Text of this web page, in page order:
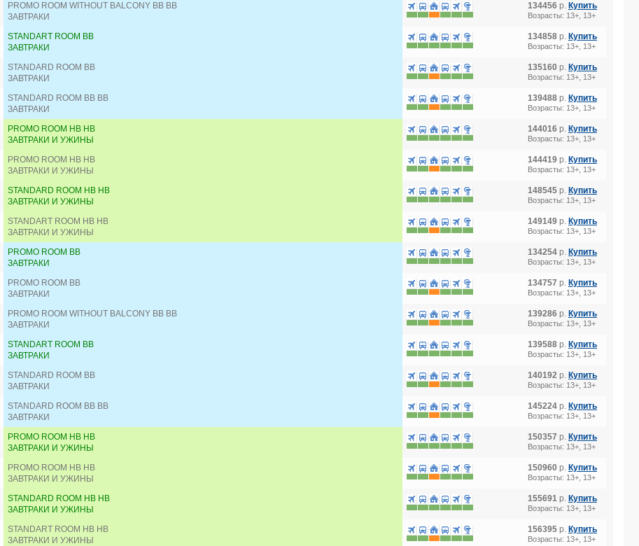
PROMO ROOM WITHOUT BALCONY BB BB
ЗАВТРАКИ
134456 р. Купить
Возрасты: 13+, 13+
STANDART ROOM BB
ЗАВТРАКИ
134858 р. Купить
Возрасты: 13+, 13+
STANDARD ROOM BB
ЗАВТРАКИ
135160 р. Купить
Возрасты: 13+, 13+
STANDARD ROOM BB BB
ЗАВТРАКИ
139488 р. Купить
Возрасты: 13+, 13+
PROMO ROOM HB HB
ЗАВТРАКИ И УЖИНЫ
144016 р. Купить
Возрасты: 13+, 13+
PROMO ROOM HB HB
ЗАВТРАКИ И УЖИНЫ
144419 р. Купить
Возрасты: 13+, 13+
STANDARD ROOM HB HB
ЗАВТРАКИ И УЖИНЫ
148545 р. Купить
Возрасты: 13+, 13+
STANDART ROOM HB HB
ЗАВТРАКИ И УЖИНЫ
149149 р. Купить
Возрасты: 13+, 13+
PROMO ROOM BB
ЗАВТРАКИ
134254 р. Купить
Возрасты: 13+, 13+
PROMO ROOM BB
ЗАВТРАКИ
134757 р. Купить
Возрасты: 13+, 13+
PROMO ROOM WITHOUT BALCONY BB BB
ЗАВТРАКИ
139286 р. Купить
Возрасты: 13+, 13+
STANDART ROOM BB
ЗАВТРАКИ
139588 р. Купить
Возрасты: 13+, 13+
STANDARD ROOM BB
ЗАВТРАКИ
140192 р. Купить
Возрасты: 13+, 13+
STANDARD ROOM BB BB
ЗАВТРАКИ
145224 р. Купить
Возрасты: 13+, 13+
PROMO ROOM HB HB
ЗАВТРАКИ И УЖИНЫ
150357 р. Купить
Возрасты: 13+, 13+
PROMO ROOM HB HB
ЗАВТРАКИ И УЖИНЫ
150960 р. Купить
Возрасты: 13+, 13+
STANDARD ROOM HB HB
ЗАВТРАКИ И УЖИНЫ
155691 р. Купить
Возрасты: 13+, 13+
STANDART ROOM HB HB
ЗАВТРАКИ И УЖИНЫ
156395 р. Купить
Возрасты: 13+, 13+